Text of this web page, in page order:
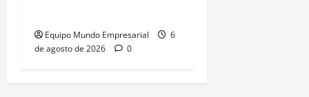
Equipo Mundo Empresarial
6
de agosto de 2026
0